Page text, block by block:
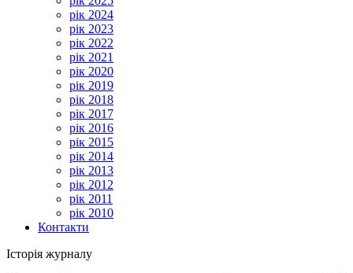
рік 2024
рік 2023
рік 2022
рік 2021
рік 2020
рік 2019
рік 2018
рік 2017
рік 2016
рік 2015
рік 2014
рік 2013
рік 2012
рік 2011
рік 2010
Контакти
Історія журналу